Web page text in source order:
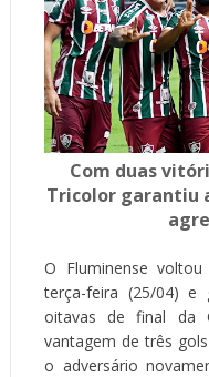
Com duas
Tricolor garantiu
O Fluminense
terça-feira (25/04) e
oitavas de final da
vantagem de três
o adversário